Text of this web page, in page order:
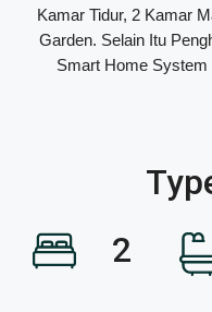
Kamar Tidur, 2 Kamar
Garden. Selain Itu
Smart Home System
2